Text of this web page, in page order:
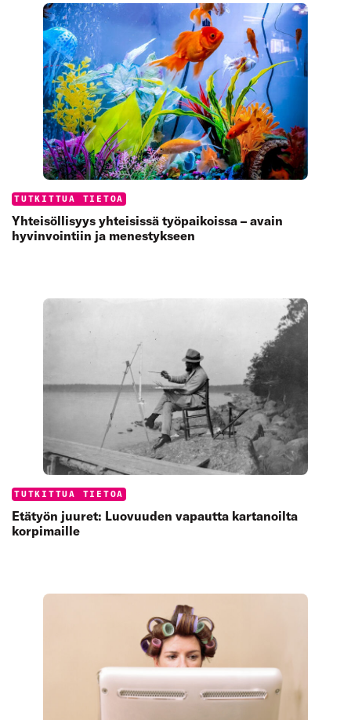
Categories:
TUTKITTUA TIETOA
Yhteisöllisyys yhteisissä työpaikoissa – avain
hyvinvointiin ja menestykseen
Categories:
TUTKITTUA TIETOA
Etätyön juuret: Luovuuden vapautta kartanoilta
korpimaille